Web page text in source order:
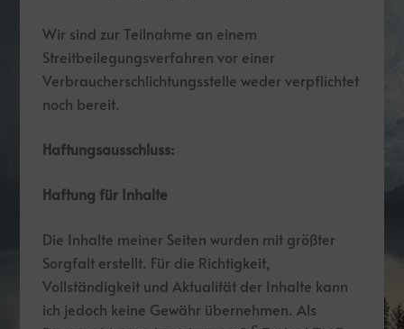
Wir sind zur Teilnahme an einem
Streitbeilegungsverfahren vor einer
Verbraucherschlichtungsstelle weder verpflichtet
noch bereit.
Haftungsausschluss:
Haftung für Inhalte
Die Inhalte meiner Seiten wurden mit größter
Sorgfalt erstellt. Für die Richtigkeit,
Vollständigkeit und Aktualität der Inhalte kann
ich jedoch keine Gewähr übernehmen. Als